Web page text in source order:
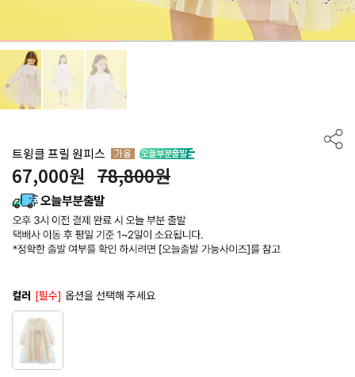
트윙클 프릴 원피스
67,000원 78,800원
컬러 [필수] 옵션을 선택해 주세요